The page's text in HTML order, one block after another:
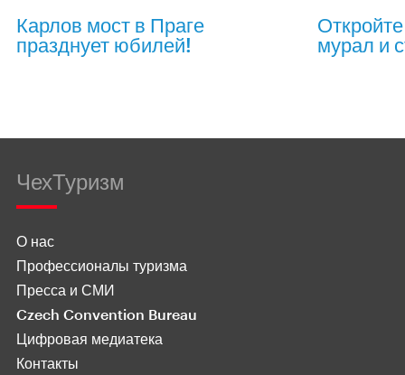
Карлов мост в Праге
празднует юбилей!
мурал и
ЧехТуризм
О нас
Профессионалы туризма
Пресса и СМИ
Czech Convention Bureau
Цифровая медиатека
Контакты